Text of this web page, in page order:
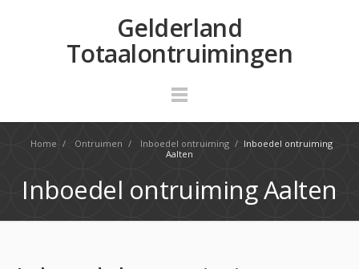
Gelderland
Totaalontruimingen
Home / Ontruimen / Inboedel ontruiming / Inboedel ontruiming
Aalten
Inboedel ontruiming Aalten